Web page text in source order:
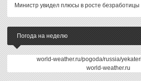
Министр увидел плюсы в росте безработицы
Погода на неделю
world-weather.ru/pogoda/russia/
world-weather.ru